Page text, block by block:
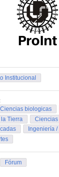
Institucional
Ciencias biologicas
Tierra
Ingeniería
Fórum